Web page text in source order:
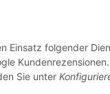
Einsatz folgender
Sie unter